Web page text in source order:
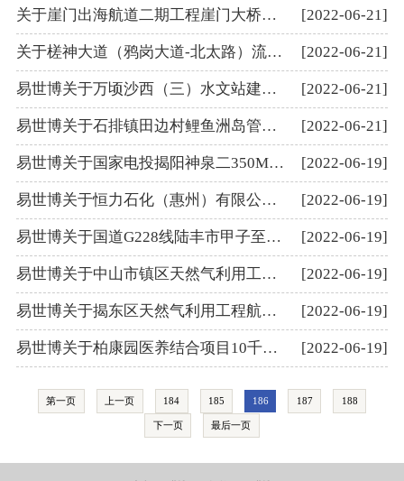
关于崖门出海航道二期工程崖门大桥桥梁防撞工程项目通航水域水上水下施工作业审批办理的意见 [2022-06-21]
关于槎神大道（鸦岗大道-北太路）流溪河特大桥建设项目通航水域水上水下施工作业延期审批办理的意见 [2022-06-21]
易世博关于万顷沙西（三）水文站建设项目通航水域水上水下施工作业审批办理的意见 [2022-06-21]
易世博关于石排镇田边村鲤鱼洲岛管道连通工程航道通航条件影响评价的审核意见 [2022-06-21]
易世博关于国家电投揭阳神泉二350MW海上风电项目增容项目航道通航条件影响评价的审核意见 [2022-06-19]
易世博关于恒力石化（惠州）有限公司年产250万吨PTA-1项目-取、排水口工程航道通航条件影响评价的审核意见 [2022-06-19]
易世博关于国道G228线陆丰市甲子至南塘段改建工程航道通航条件影响评价的审核意见 [2022-06-19]
易世博关于中山市镇区天然气利用工程航道通航条件影响评价的审核意见 [2022-06-19]
易世博关于揭东区天然气利用工程航道通航条件影响评价的审核意见 [2022-06-19]
易世博关于柏康园医养结合项目10千伏架空线路（10千伏新庄线、10千伏东江线#1-#7塔）迁改工程航道通航条件影响评价的审核意见 [2022-06-19]
第一页 上一页 184 185 186 187 188
下一页 最后一页